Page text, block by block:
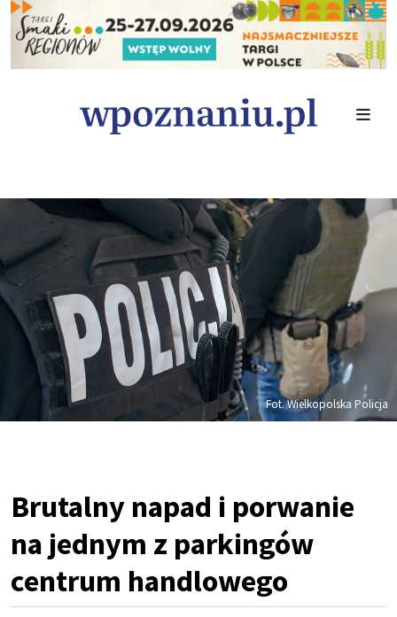
Fot. Wielkopolska Policja
Brutalny napad i porwanie
na jednym z parkingów
centrum handlowego